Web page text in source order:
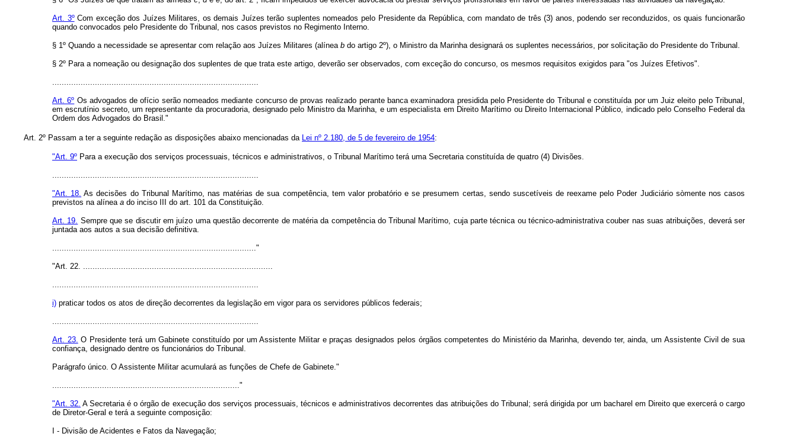
Art. 3ºCom exceção dos Juízes Militares, os demais Juízes terão suplentes nomeados pelo Presidente da República, com mandato de três (3) anos, podendo ser reconduzidos, os quais funcionarão
quando convocados pelo Presidente do Tribunal, nos casos previstos no Regimento Interno.
§ 1º Quando a necessidade se apresentar com relação aos Juízes Militares (alínea b do artigo 2º), o Ministro da Marinha designará os suplentes necessários, por solicitação do Presidente do Tribunal.
§ 2º Para a nomeação ou designação dos suplentes de que trata este artigo, deverão ser observados, com exceção do concurso, os mesmos requisitos exigidos para "os Juízes Efetivos".
.......................................................................................
Art. 6º Os advogados de ofício serão nomeados mediante concurso de provas realizado perante banca examinadora presidida pelo Presidente do Tribunal e constituída por um Juiz eleito pelo Tribunal,
em escrutínio secreto, um representante da procuradoria, designado pelo Ministro da Marinha, e um especialista em Direito Marítimo ou Direito Internacional Público, indicado pelo Conselho Federal da
Ordem dos Advogados do Brasil."
Art. 2º Passam a ter a seguinte redação as disposições abaixo mencionadas da Lei nº 2.180, de 5 de fevereiro de 1954:
"Art. 9º Para a execução dos serviços processuais, técnicos e administrativos, o Tribunal Marítimo terá uma Secretaria constituída de quatro (4) Divisões.
.......................................................................................
"Art. 18. As decisões do Tribunal Marítimo, nas matérias de sua competência, tem valor probatório e se presumem certas, sendo suscetíveis de reexame pelo Poder Judiciário sòmente nos casos
previstos na alínea a do inciso III do art. 101 da Constituição.
Art. 19. Sempre que se discutir em juízo uma questão decorrente de matéria da competência do Tribunal Marítimo, cuja parte técnica ou técnico-administrativa couber nas suas atribuições, deverá ser
juntada aos autos a sua decisão definitiva.
......................................................................................"
"Art. 22. ................................................................................
.......................................................................................
i) praticar todos os atos de direção decorrentes da legislação em vigor para os servidores públicos federais;
.......................................................................................
Art. 23. O Presidente terá um Gabinete constituído por um Assistente Militar e praças designados pelos órgãos competentes do Ministério da Marinha, devendo ter, ainda, um Assistente Civil de sua
confiança, designado dentre os funcionários do Tribunal.
Parágrafo único. O Assistente Militar acumulará as funções de Chefe de Gabinete."
..............................................................................."
"Art. 32. A Secretaria é o órgão de execução dos serviços processuais, técnicos e administrativos decorrentes das atribuições do Tribunal; será dirigida por um bacharel em Direito que exercerá o cargo
de Diretor-Geral e terá a seguinte composição:
I - Divisão de Acidentes e Fatos da Navegação;